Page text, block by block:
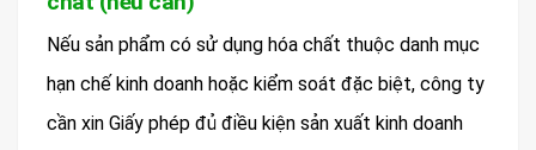
Nếu sản phẩm có sử dụng hóa chất thuộc danh mục
hạn chế kinh doanh hoặc kiểm soát đặc biệt, công ty
cần xin Giấy phép đủ điều kiện sản xuất kinh doanh